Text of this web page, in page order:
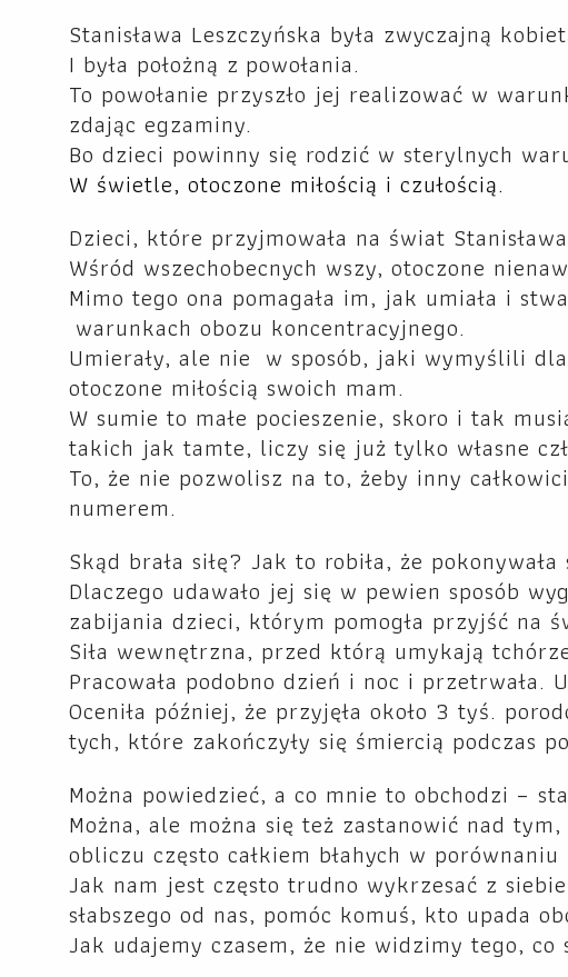
Stanisława Leszczyńska była zwyczajną
I była położną z powołania.
To powołanie przyszło jej realizować w
zdając egzaminy.
Bo dzieci powinny się rodzić w sterylnych
W świetle, otoczone miłością i czułością.
Dzieci, które przyjmowała na świat
Wśród wszechobecnych wszy, otoczone
Mimo tego ona pomagała im, jak umiała i
warunkach obozu koncentracyjnego.
Umierały, ale nie w sposób, jaki wymyślili
otoczone miłością swoich mam.
W sumie to małe pocieszenie, skoro i tak
takich jak tamte, liczy się już tylko własne
To, że nie pozwolisz na to, żeby inny
numerem.
Skąd brała siłę? Jak to robiła, że
Dlaczego udawało jej się w pewien sposób
zabijania dzieci, którym pomogła przyjść na
Siła wewnętrzna, przed którą umykają
Pracowała podobno dzień i noc i przetrwała.
Oceniła później, że przyjęła około 3 tyś.
tych, które zakończyły się śmiercią podczas
Można powiedzieć, a co mnie to obchodzi –
Można, ale można się też zastanowić nad
obliczu często całkiem błahych w
Jak nam jest często trudno wykrzesać z
słabszego od nas, pomóc komuś, kto upada
Jak udajemy czasem, że nie widzimy tego, co